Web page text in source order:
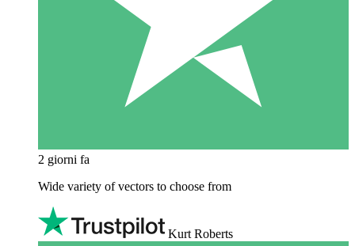
2 giorni fa
Wide variety of vectors to choose from
Kurt Roberts